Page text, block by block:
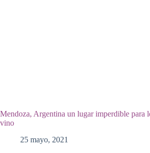
Mendoza, Argentina un lugar imperdible para
vino
25 mayo, 2021